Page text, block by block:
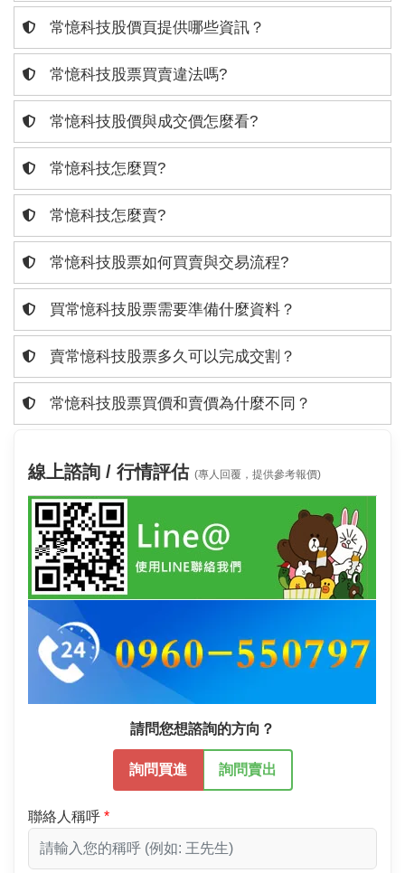
常憶科技股價頁提供哪些資訊？
常憶科技股票買賣違法嗎?
常憶科技股價與成交價怎麼看?
常憶科技怎麼買?
常憶科技怎麼賣?
常憶科技股票如何買賣與交易流程?
買常憶科技股票需要準備什麼資料？
賣常憶科技股票多久可以完成交割？
常憶科技股票買價和賣價為什麼不同？
線上諮詢 / 行情評估 (專人回覆，提供參考報價)
請問您想諮詢的方向？
詢問買進 詢問賣出
聯絡人稱呼